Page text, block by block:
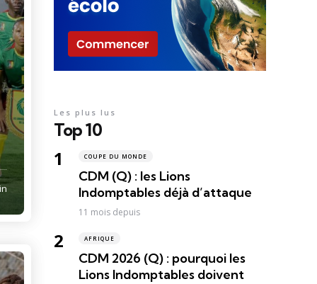
Top 10
Les plus lus
COUPE DU MONDE
CDM (Q) : les Lions
Indomptables déjà d’attaque
11 mois depuis
AFRIQUE
CDM 2026 (Q) : pourquoi les
Lions Indomptables doivent